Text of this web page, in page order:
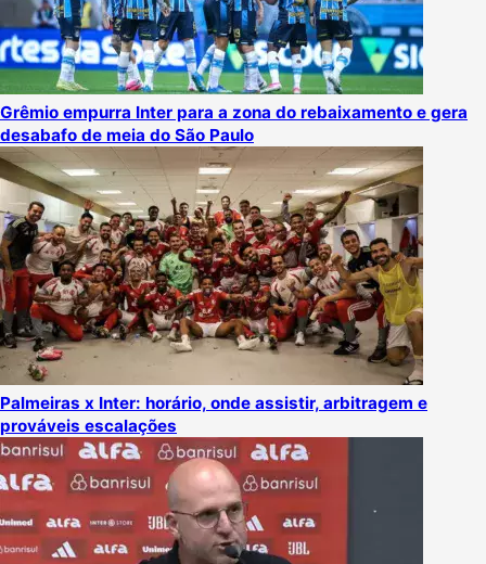
Grêmio empurra Inter para a zona do rebaixamento e gera
desabafo de meia do São Paulo
Palmeiras x Inter: horário, onde assistir, arbitragem e
prováveis escalações